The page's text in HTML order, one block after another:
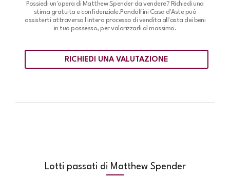
Possiedi un'opera di Matthew Spender da vendere? Richiedi una
stima gratuita e confidenziale.Pandolfini Casa d'Aste può
assisterti attraverso l'intero processo di vendita all'asta dei beni
in tuo possesso, per valorizzarli al massimo.
RICHIEDI UNA VALUTAZIONE
Lotti passati di Matthew Spender